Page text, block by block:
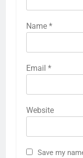
Name *
Email *
Website
Save my